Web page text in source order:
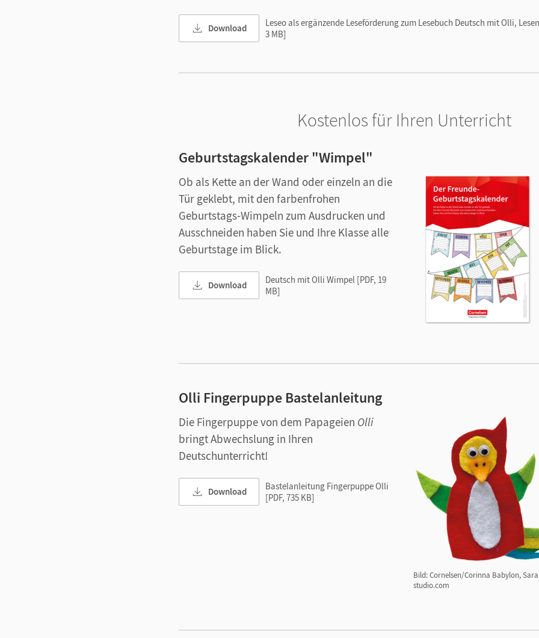
Download
Leseo als ergänzende Leseförderung zum Lesebuch Deutsch mit Olli,
3 MB]
Kostenlos für Ihren Unterricht
Geburtstagskalender "Wimpel"
Ob als Kette an der Wand oder einzeln an die
Tür geklebt, mit den farbenfrohen
Geburtstags-Wimpeln zum Ausdrucken und
Ausschneiden haben Sie und Ihre Klasse alle
Geburtstage im Blick.
Download
Deutsch mit Olli Wimpel [PDF, 19
MB]
Olli Fingerpuppe Bastelanleitung
Bild: Cornelsen/Corinna Babylon,
studio.com
Die Fingerpuppe von dem Papageien Olli
bringt Abwechslung in Ihren
Deutschunterricht!
Download
Bastelanleitung Fingerpuppe Olli
[PDF, 735 KB]